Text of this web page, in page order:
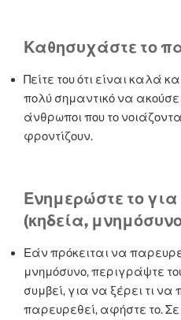
Καθησυχάστε το
Πείτε του ότι είναι καλά
πολύ σημαντικό να
άνθρωποι που το
φροντίζουν.
Ενημερώστε το για
(κηδεία,
Εάν πρόκειται να
μνημόσυνο, περιγράψτε
συμβεί, για να ξέρει τι να
παρευρεθεί, αφήστε το. Σε